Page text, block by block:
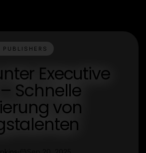
Executive
Schnelle
von